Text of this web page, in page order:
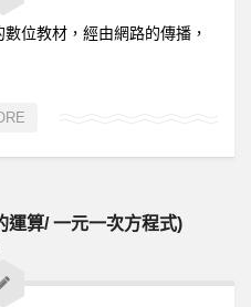
位教材，經由網路的傳播，
運算/ 一元一次方程式)